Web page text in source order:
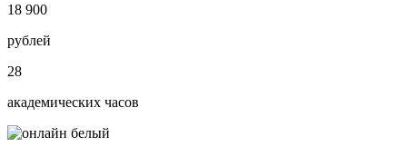
18 900
рублей
28
академических часов